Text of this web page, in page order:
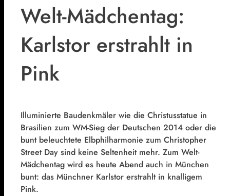
Welt-Mädchentag:
Karlstor erstrahlt in
Pink
Illuminierte Baudenkmäler wie die Christusstatue in
Brasilien zum WM-Sieg der Deutschen 2014 oder die
bunt beleuchtete Elbphilharmonie zum Christopher
Street Day sind keine Seltenheit mehr. Zum Welt-
Mädchentag wird es heute Abend auch in München
bunt: das Münchner Karlstor erstrahlt in knalligem
Pink.